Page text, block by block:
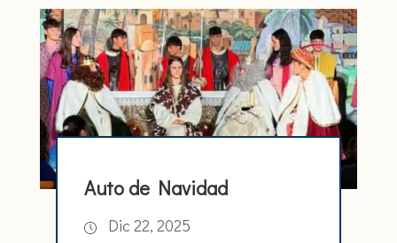
Auto de Navidad
Dic 22, 2025